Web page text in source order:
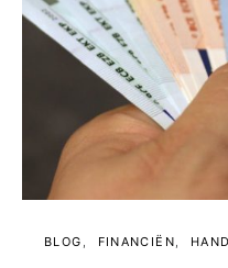
BLOG FINANCIËN